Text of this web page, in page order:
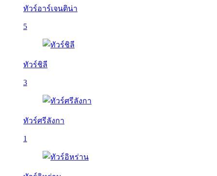
ทัวร์อาร์เจนติน่า
5
ทัวร์ชิลี
3
ทัวร์ศรีลังกา
1